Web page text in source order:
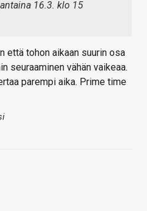
16.3. klo 15
että tohon aikaan suurin osa
seuraaminen vähän vaikeaa.
parempi aika. Prime time